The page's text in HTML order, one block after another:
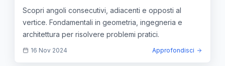
Teorie Fondamentali
Scopri angoli consecutivi, adiacenti e opposti al
vertice. Fondamentali in geometria, ingegneria e
architettura per risolvere problemi pratici.
16 Nov 2024 Approfondisci